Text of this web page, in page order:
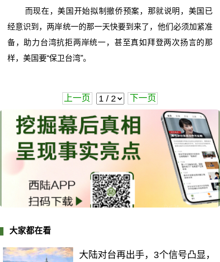
而现在，美国开始拟制撤侨预案，那就说明，美国已
经意识到，两岸统一的那一天快要到来了，他们必须加紧准
备，助力台湾抗拒两岸统一，甚至真如拜登两次扬言的那
样，美国要“保卫台湾”。
上一页 下一页
大家都在看
大陆对台再出手，3个信号凸显，